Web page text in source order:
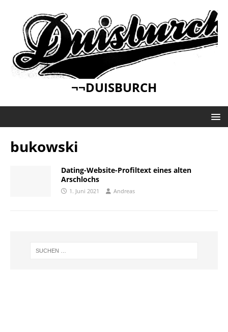
¬¬DUISBURCH
bukowski
Dating-Website-Profiltext eines alten
Arschlochs
1. Juni 2021 Andreas